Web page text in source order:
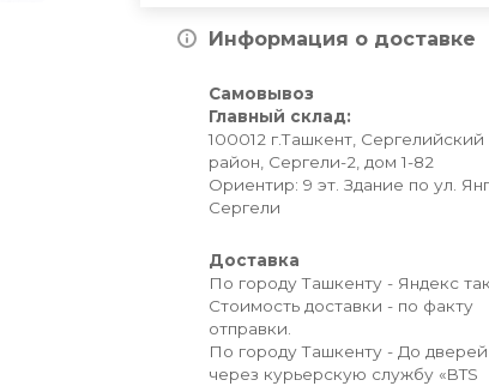
Информация о доставке
Самовывоз
Главный склад:
100012 г.Ташкент, Сергелийский
район, Сергели-2, дом 1-82
Ориентир: 9 эт. Здание по ул.
Сергели
Доставка
По городу Ташкенту - Яндекс
Стоимость доставки - по факту
отправки.
По городу Ташкенту - До дверей
через курьерскую службу «BTS